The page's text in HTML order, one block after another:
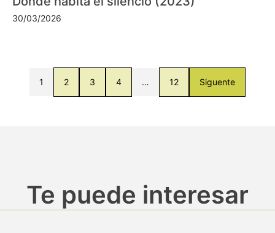
30/03/2026
1 2 3 4 … 12 Siguente
Te puede interesar